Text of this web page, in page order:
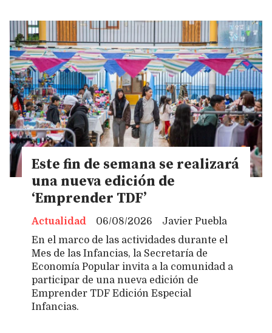
Este fin de semana se realizará
una nueva edición de
‘Emprender TDF’
Javier Puebla
Actualidad
06/08/2026
En el marco de las actividades durante el
Mes de las Infancias, la Secretaría de
Economía Popular invita a la comunidad a
participar de una nueva edición de
Emprender TDF Edición Especial
Infancias.